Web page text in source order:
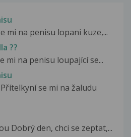
mi na penisu lopani kuze,...
??
mi na penisu loupající se...
se mi na žaludu
Dobrý den, chci se zeptat,...